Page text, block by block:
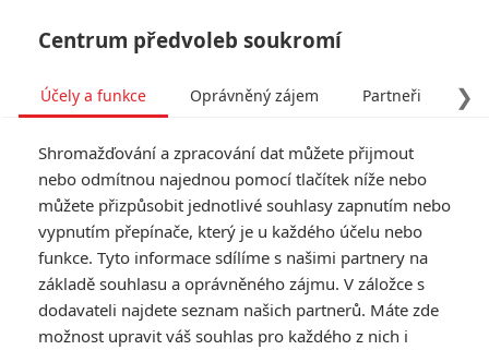
Centrum předvoleb soukromí
❯
Účely a funkce Oprávněný zájem Partneři
Shromažďování a zpracování dat můžete přijmout
nebo odmítnou najednou pomocí tlačítek níže nebo
můžete přizpůsobit jednotlivé souhlasy zapnutím nebo
vypnutím přepínače, který je u každého účelu nebo
funkce. Tyto informace sdílíme s našimi partnery na
základě souhlasu a oprávněného zájmu. V záložce s
dodavateli najdete seznam našich partnerů. Máte zde
možnost upravit váš souhlas pro každého z nich i